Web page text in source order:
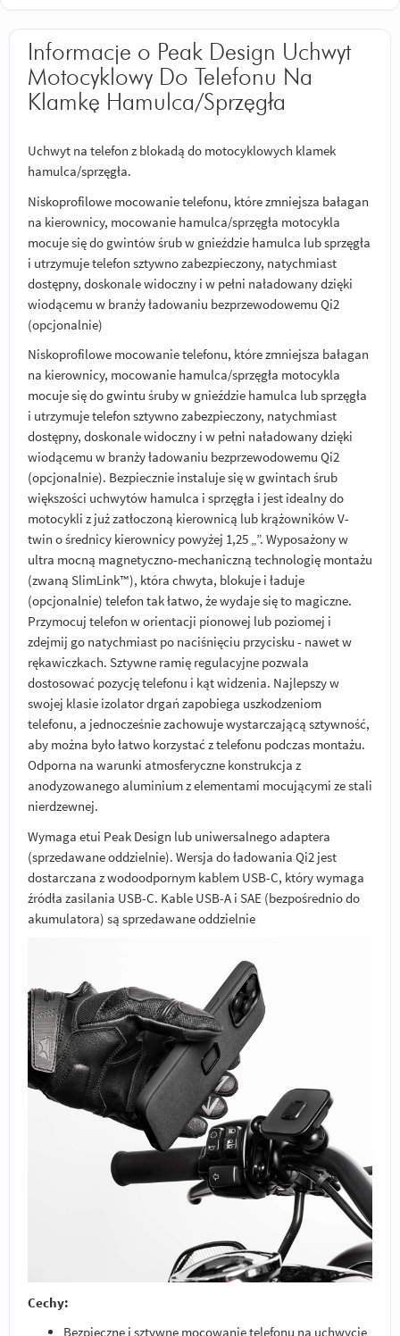
Informacje o Peak Design Uchwyt
Motocyklowy Do Telefonu Na
Klamkę Hamulca/Sprzęgła
Uchwyt na telefon z blokadą do motocyklowych klamek
hamulca/sprzęgła.
Niskoprofilowe mocowanie telefonu, które zmniejsza bałagan
na kierownicy, mocowanie hamulca/sprzęgła motocykla
mocuje się do gwintów śrub w gnieździe hamulca lub sprzęgła
i utrzymuje telefon sztywno zabezpieczony, natychmiast
dostępny, doskonale widoczny i w pełni naładowany dzięki
wiodącemu w branży ładowaniu bezprzewodowemu Qi2
(opcjonalnie)
Niskoprofilowe mocowanie telefonu, które zmniejsza bałagan
na kierownicy, mocowanie hamulca/sprzęgła motocykla
mocuje się do gwintu śruby w gnieździe hamulca lub sprzęgła
i utrzymuje telefon sztywno zabezpieczony, natychmiast
dostępny, doskonale widoczny i w pełni naładowany dzięki
wiodącemu w branży ładowaniu bezprzewodowemu Qi2
(opcjonalnie). Bezpiecznie instaluje się w gwintach śrub
większości uchwytów hamulca i sprzęgła i jest idealny do
motocykli z już zatłoczoną kierownicą lub krążowników V-
twin o średnicy kierownicy powyżej 1,25 „”. Wyposażony w
ultra mocną magnetyczno-mechaniczną technologię montażu
(zwaną SlimLink™), która chwyta, blokuje i ładuje
(opcjonalnie) telefon tak łatwo, że wydaje się to magiczne.
Przymocuj telefon w orientacji pionowej lub poziomej i
zdejmij go natychmiast po naciśnięciu przycisku - nawet w
rękawiczkach. Sztywne ramię regulacyjne pozwala
dostosować pozycję telefonu i kąt widzenia. Najlepszy w
swojej klasie izolator drgań zapobiega uszkodzeniom
telefonu, a jednocześnie zachowuje wystarczającą sztywność,
aby można było łatwo korzystać z telefonu podczas montażu.
Odporna na warunki atmosferyczne konstrukcja z
anodyzowanego aluminium z elementami mocującymi ze stali
nierdzewnej.
Wymaga etui Peak Design lub uniwersalnego adaptera
(sprzedawane oddzielnie). Wersja do ładowania Qi2 jest
dostarczana z wodoodpornym kablem USB-C, który wymaga
źródła zasilania USB-C. Kable USB-A i SAE (bezpośrednio do
akumulatora) są sprzedawane oddzielnie
Cechy:
Bezpieczne i sztywne mocowanie telefonu na uchwycie